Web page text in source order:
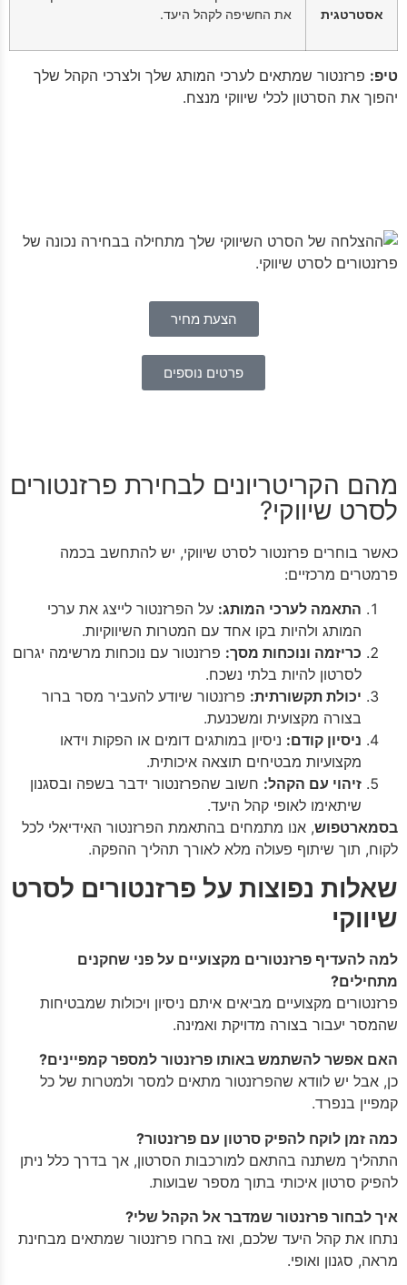
אסטרטגית
את החשיפה לקהל היעד.
טיפ: פרזנטור שמתאים לערכי המותג שלך ולצרכי הקהל שלך
יהפוך את הסרטון לכלי שיווקי מנצח.
הצעת מחיר
פרטים נוספים
מהם הקריטריונים לבחירת פרזנטורים
לסרט שיווקי?
כאשר בוחרים פרזנטור לסרט שיווקי, יש להתחשב בכמה
פרמטרים מרכזיים:
התאמה לערכי המותג: על הפרזנטור לייצג את ערכי
המותג ולהיות בקו אחד עם המטרות השיווקיות.
כריזמה ונוכחות מסך: פרזנטור עם נוכחות מרשימה יגרום
לסרטון להיות בלתי נשכח.
יכולת תקשורתית: פרזנטור שיודע להעביר מסר ברור
בצורה מקצועית ומשכנעת.
ניסיון קודם: ניסיון במותגים דומים או הפקות וידאו
מקצועיות מבטיחים תוצאה איכותית.
זיהוי עם הקהל: חשוב שהפרזנטור ידבר בשפה ובסגנון
שיתאימו לאופי קהל היעד.
בסמארטפוש, אנו מתמחים בהתאמת הפרזנטור האידיאלי לכל
לקוח, תוך שיתוף פעולה מלא לאורך תהליך ההפקה.
שאלות נפוצות על פרזנטורים לסרט
שיווקי
למה להעדיף פרזנטורים מקצועיים על פני שחקנים
מתחילים?
פרזנטורים מקצועיים מביאים איתם ניסיון ויכולות שמבטיחות
שהמסר יעבור בצורה מדויקת ואמינה.
האם אפשר להשתמש באותו פרזנטור למספר קמפיינים?
כן, אבל יש לוודא שהפרזנטור מתאים למסר ולמטרות של כל
קמפיין בנפרד.
כמה זמן לוקח להפיק סרטון עם פרזנטור?
התהליך משתנה בהתאם למורכבות הסרטון, אך בדרך כלל ניתן
להפיק סרטון איכותי בתוך מספר שבועות.
איך לבחור פרזנטור שמדבר אל הקהל שלי?
נתחו את קהל היעד שלכם, ואז בחרו פרזנטור שמתאים מבחינת
מראה, סגנון ואופי.